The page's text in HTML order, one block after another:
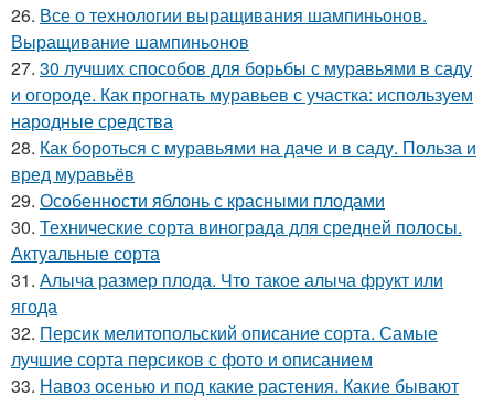
26. Все о технологии выращивания шампиньонов.
Выращивание шампиньонов
27. 30 лучших способов для борьбы с муравьями в саду
и огороде. Как прогнать муравьев с участка: используем
народные средства
28. Как бороться с муравьями на даче и в саду. Польза и
вред муравьёв
29. Особенности яблонь с красными плодами
30. Технические сорта винограда для средней полосы.
Актуальные сорта
31. Алыча размер плода. Что такое алыча фрукт или
ягода
32. Персик мелитопольский описание сорта. Самые
лучшие сорта персиков с фото и описанием
33. Навоз осенью и под какие растения. Какие бывают